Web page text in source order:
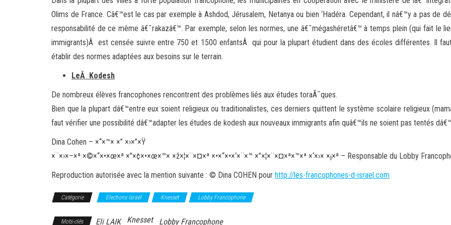
Olims de France. Câ€™est le cas par exemple à Ashdod, Jérusalem, Netanya ou bien ‘Hadéra. Cependant, il nâ€™y a pas de
responsabilité de ce même â€˜rakazâ€™. Par exemple, selon les normes, une â€˜mégashéretâ€™ à temps plein (qui fait le
immigrants)Â est censée suivre entre 750 et 1500 enfantsÂ qui pour la plupart étudient dans des écoles différentes. Il
établir des normes adaptées aux besoins sur le terrain.
LeÂ Kodesh
De nombreux élèves francophones rencontrent des problèmes liés aux études toraÃ¯ques.
Bien que la plupart dâ€™entre eux soient religieux ou traditionalistes, ces derniers quittent le système scolaire religieux
faut vérifier une possibilité dâ€™adapter les études de kodesh aux nouveaux immigrants afin quâ€™ils ne soient pas tentés
Dina Cohen – ×“×™× ×” ×›×”×Ÿ
×¨×›×–×ª ×©×“×•×œ×ª ×”×¢×•×œ×™× ×ž×¦×¨×¤×ª ×•×“×•×‘×¨×™ ×”×¦×¨×¤×ª×™×ª ×‘×›× ×¡×ª – Responsable du Lobby
Reproduction autorisée avec la mention suivante : © Dina COHEN pour http://les-francophones-d-israel.com
Catégorie Elections Israël Knesset Lobby Francophone
Mots-clés Eli LAIK Knesset Lobby Francophone